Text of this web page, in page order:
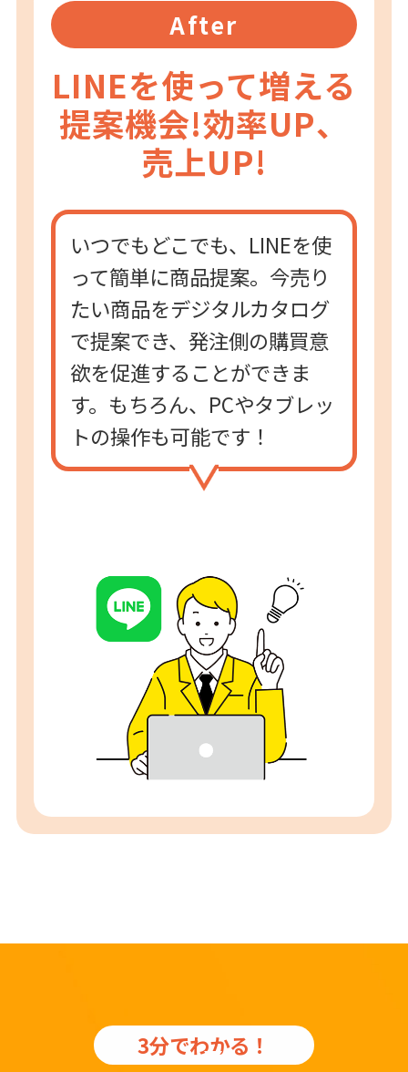
After
LINEを使って増える
提案機会!効率UP、
売上UP!
いつでもどこでも、LINEを使
って簡単に商品提案。今売り
たい商品をデジタルカタログ
で提案でき、発注側の購買意
欲を促進することができま
す。もちろん、PCやタブレッ
トの操作も可能です！
3分でわかる！